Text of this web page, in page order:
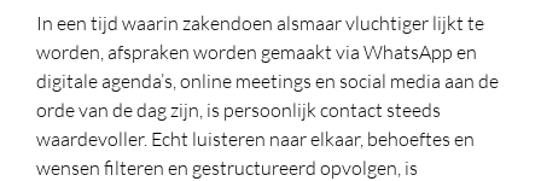
In een tijd waarin zakendoen alsmaar vluchtiger lijkt te
worden, afspraken worden gemaakt via WhatsApp en
digitale agenda’s, online meetings en social media aan de
orde van de dag zijn, is persoonlijk contact steeds
waardevoller. Echt luisteren naar elkaar, behoeftes en
wensen filteren en gestructureerd opvolgen, is